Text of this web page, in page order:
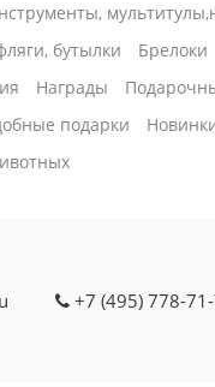
бутылки
Брелоки
Награды
подарки
+7 (495) 778-